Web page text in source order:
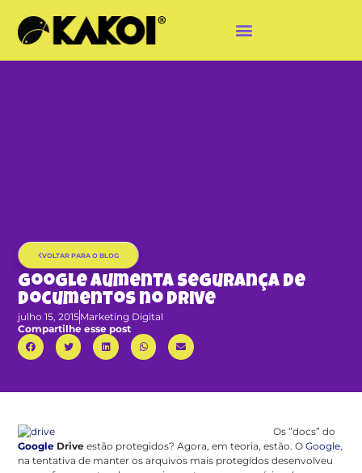
VOLTAR PARA O BLOG
Google aumenta segurança de
documentos no Drive
julho 15, 2015Marketing Digital
Compartilhe esse post
Os ”docs” do
Google Drive estão protegidos? Agora, em teoria, estão. OGoogle,
na tentativa de manter os arquivos mais protegidos desenvolveu